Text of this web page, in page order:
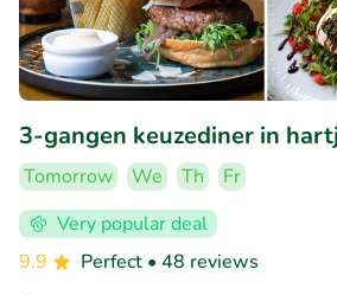
3-gangen keuzediner in
Tomorrow We Th
Fr
Very popular deal
9.9
Perfect • 48 reviews